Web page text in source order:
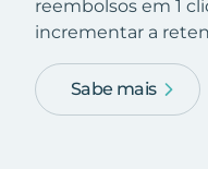
reembolsos em 1
incrementar a
Sabe mais